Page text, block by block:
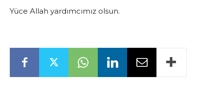
Yüce Allah yardımcımız olsun.